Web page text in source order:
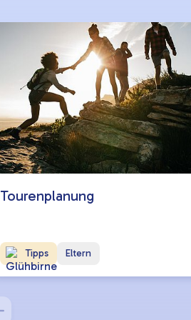
Tourenplanung
Tipps Eltern